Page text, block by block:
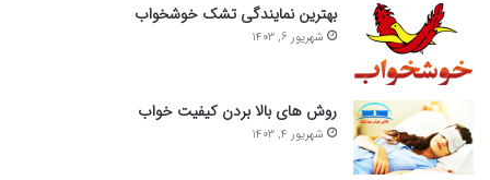
بهترین نمایندگی تشک خوشخواب
شهریور 6, 1403
روش های بالا بردن کیفیت خواب
شهریور 4, 1403